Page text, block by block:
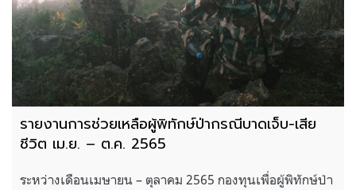
รายงานการช่วยเหลือผู้พิทักษ์ป่ากรณีบาดเจ็บ-เสีย
ชีวิต เม.ย. – ต.ค. 2565
ระหว่างเดือนเมษายน – ตุลาคม 2565 กองทุนเพื่อผู้พิทักษ์ป่า